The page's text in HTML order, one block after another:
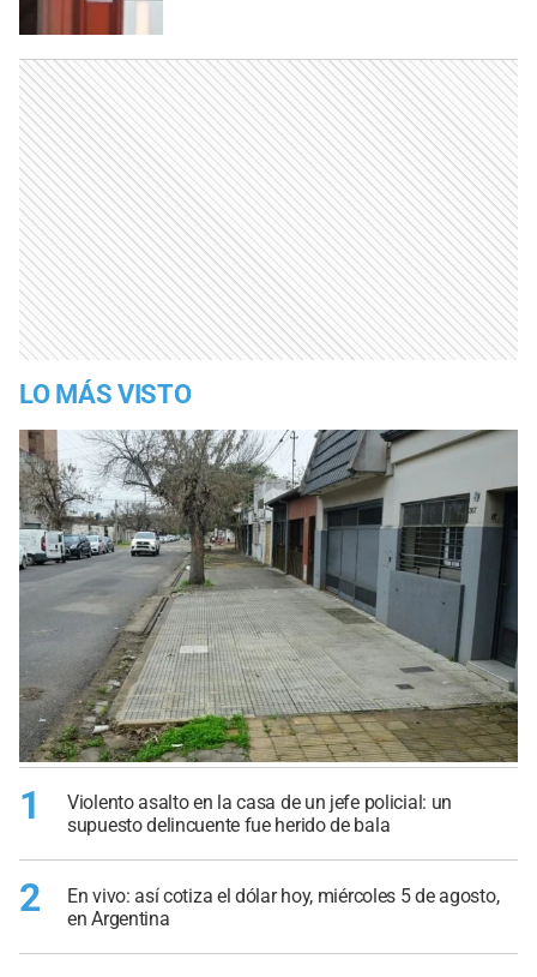
LO MÁS VISTO
1
Violento asalto en la casa de un jefe policial: un
supuesto delincuente fue herido de bala
2
En vivo: así cotiza el dólar hoy, miércoles 5 de agosto,
en Argentina